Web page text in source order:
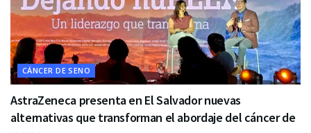
CÁNCER DE SENO
AstraZeneca presenta en El Salvador nuevas
alternativas que transforman el abordaje del cáncer de